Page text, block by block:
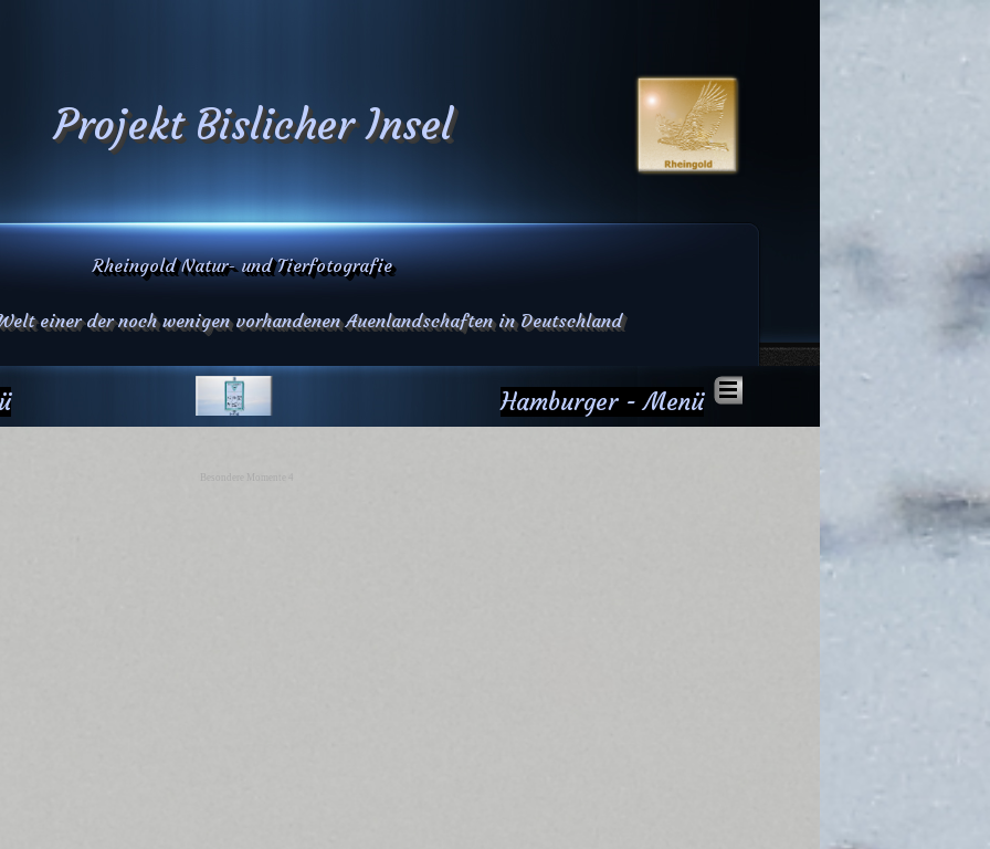
Hamburger - Menü
Projekt Bislicher Insel
einer der noch wenigen vorhandenen Auenlandschaften in Deutschland
Rheingold Natur- und Tierfotografie
Besondere Momente 4